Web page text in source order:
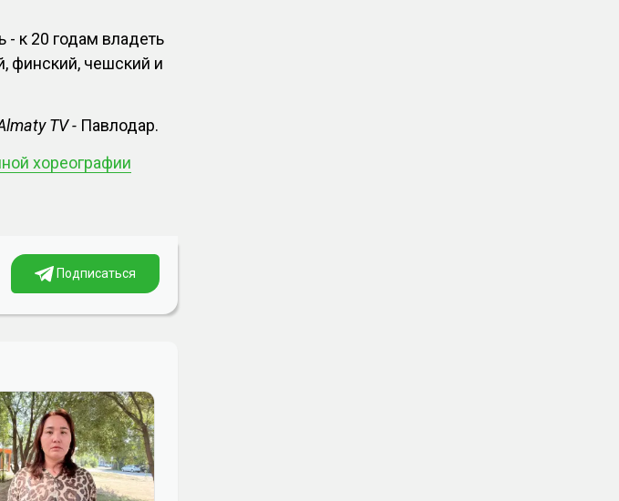
к 20 годам владеть
финский, чешский и
TV - Павлодар.
хореографии
Подписаться